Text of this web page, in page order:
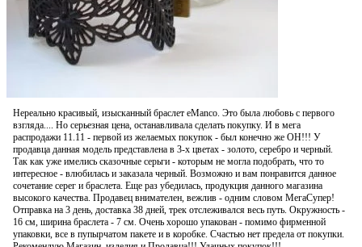
Нереально красивый, изысканный браслет еManco. Это была любовь с первого
взгляда.... Но серьезная цена, останавливала сделать покупку. И в мега
распродажи 11.11 - первой из желаемых покупок - был конечно же ОН!!! У
продавца данная модель представлена в 3-х цветах - золото, серебро и черный.
Так как уже имелись сказочные серьги - которым не могла подобрать, что то
интересное - влюбилась и заказала черный. Возможно и вам понравится данное
сочетание серег и браслета. Еще раз убедилась, продукция данного магазина
высокого качества. Продавец внимателен, вежлив - одним словом МегаСупер!
Отправка на 3 день, доставка 38 дней, трек отслеживался весь путь. Окружность -
16 см, ширина браслета - 7 см. Очень хорошо упакован - помимо фирменной
упаковки, все в пупырчатом пакете и в коробке. Счастью нет предела от покупки.